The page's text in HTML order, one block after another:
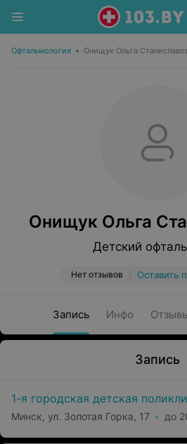
Офтальмология • Онищук Ольга
Онищук Ольга
Детский
Нет отзывов Оставить
Запись Инфо
Запись
1-я городская детская
Минск, ул. Золотая Горка, 17 до